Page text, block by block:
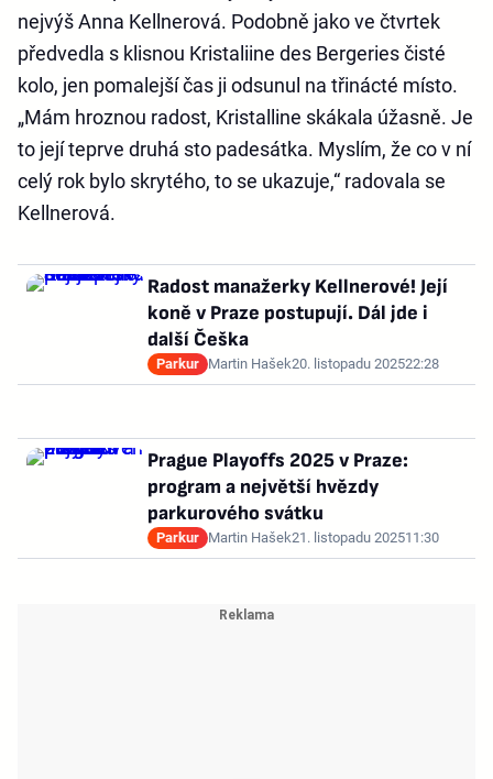
nejvýš Anna Kellnerová. Podobně jako ve čtvrtek
předvedla s klisnou Kristaliine des Bergeries čisté
kolo, jen pomalejší čas ji odsunul na třinácté místo.
„Mám hroznou radost, Kristalline skákala úžasně. Je
to její teprve druhá sto padesátka. Myslím, že co v ní
celý rok bylo skrytého, to se ukazuje,“ radovala se
Kellnerová.
Radost manažerky Kellnerové! Její
koně v Praze postupují. Dál jde i
další Češka
Parkur Martin Hašek20. listopadu 202522:28
Prague Playoffs 2025 v Praze:
program a největší hvězdy
parkurového svátku
Parkur Martin Hašek21. listopadu 202511:30